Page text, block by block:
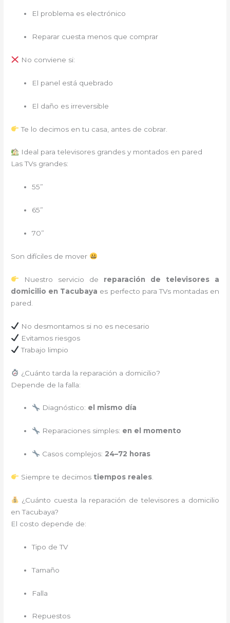
El problema es electrónico
Reparar cuesta menos que comprar
No conviene si:
El panel está quebrado
El daño es irreversible
Te lo decimos en tu casa, antes de cobrar.
Ideal para televisores grandes y montados en pared
Las TVs grandes:
55”
65”
70”
Son difíciles de mover
Nuestro servicio de reparación de televisores a
domicilio en Tacubaya es perfecto para TVs montadas en
pared.
No desmontamos si no es necesario
Evitamos riesgos
Trabajo limpio
¿Cuánto tarda la reparación a domicilio?
Depende de la falla:
Diagnóstico: el mismo día
Reparaciones simples: en el momento
Casos complejos: 24–72 horas
Siempre te decimos tiempos reales.
¿Cuánto cuesta la reparación de televisores a domicilio
en Tacubaya?
El costo depende de:
Tipo de TV
Tamaño
Falla
Repuestos